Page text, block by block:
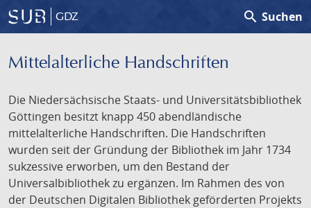
GDZ search Suchen
Mittelalterliche Handschriften
Die Niedersächsische Staats- und Universitätsbibliothek
Göttingen besitzt knapp 450 abendländische
mittelalterliche Handschriften. Die Handschriften
wurden seit der Gründung der Bibliothek im Jahr 1734
sukzessive erworben, um den Bestand der
Universalbibliothek zu ergänzen. Im Rahmen des von
der Deutschen Digitalen Bibliothek geförderten Projekts